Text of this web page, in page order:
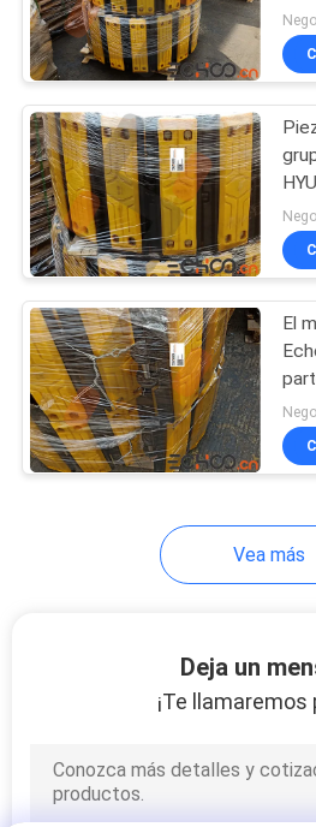
Piezas del
Pista de
de la pista
El
de
Vea más
Deja un
¡Te llamaremos